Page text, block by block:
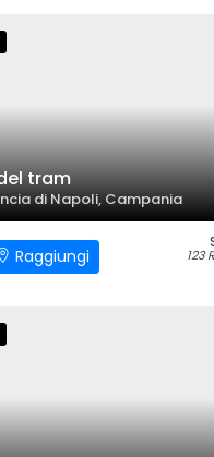
tram
di Napoli, Campania
Raggiungi 123